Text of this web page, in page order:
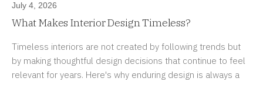
July 4, 2026
What Makes Interior Design Timeless?
Timeless interiors are not created by following trends but
by making thoughtful design decisions that continue to feel
relevant for years. Here's why enduring design is always a